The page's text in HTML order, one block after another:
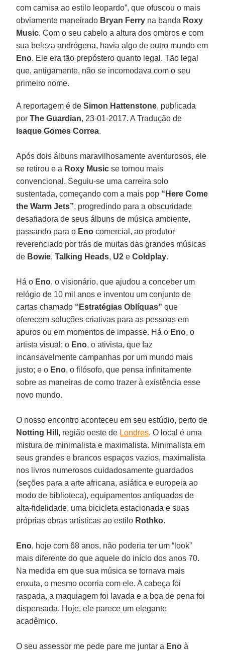
com camisa ao estilo leopardo”, que ofuscou o mais
obviamente maneirado Bryan Ferry na banda Roxy
Music. Com o seu cabelo a altura dos ombros e com
sua beleza andrógena, havia algo de outro mundo em
Eno. Ele era tão prepóstero quanto legal. Tão legal
que, antigamente, não se incomodava com o seu
primeiro nome.
A reportagem é deSimon Hattenstone, publicada
porThe Guardian, 23-01-2017. A Tradução de
Isaque Gomes Correa.
Após dois álbuns maravilhosamente aventurosos, ele
se retirou e a Roxy Music se tornou mais
convencional. Seguiu-se uma carreira solo
sustentada, começando com a mais pop “Here Come
the Warm Jets”, progredindo para a obscuridade
desafiadora de seus álbuns de música ambiente,
passando para o Eno comercial, ao produtor
reverenciado por trás de muitas das grandes músicas
de Bowie,Talking Heads, U2 eColdplay.
Há o Eno, o visionário, que ajudou a conceber um
relógio de 10 mil anos e inventou um conjunto de
cartas chamado “Estratégias Oblíquas” que
oferecem soluções criativas para as pessoas em
apuros ou em momentos de impasse. Há o Eno, o
artista visual; o Eno, o ativista, que faz
incansavelmente campanhas por um mundo mais
justo; e o Eno, o filósofo, que pensa infinitamente
sobre as maneiras de como trazer à existência esse
novo mundo.
O nosso encontro aconteceu em seu estúdio, perto de
Notting Hill , região oeste de Londres. O local é uma
mistura de minimalista e maximalista. Minimalista em
seus grandes e brancos espaços vazios, maximalista
nos livros numerosos cuidadosamente guardados
(seções para a arte africana, asiática e europeia ao
modo de biblioteca), equipamentos antiquados de
alta-fidelidade, uma bicicleta estacionada e suas
próprias obras artísticas ao estilo Rothko.
Eno, hoje com 68 anos, não poderia ter um “look”
mais diferente do que aquele do início dos anos 70.
Na medida em que sua música se tornava mais
enxuta, o mesmo ocorria com ele. A cabeça foi
raspada, a maquiagem foi lavada e a boa de pena foi
dispensada. Hoje, ele parece um elegante
acadêmico.
O seu assessor me pede pare me juntar a Eno à